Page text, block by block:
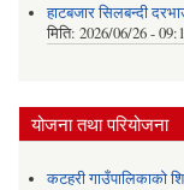
हाटबजार सिलबन्दी
मिति: 2026/06/26 -
योजना तथा परियोजना
कटहरी गाउँपालिकाको